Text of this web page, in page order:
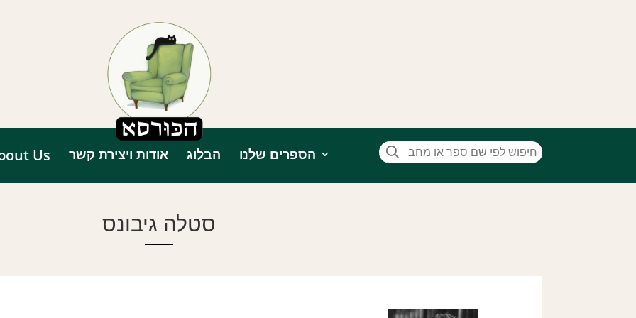
הספרים שלנו הבלוג אודות ויצירת קשר Us
סטלה גיבונס